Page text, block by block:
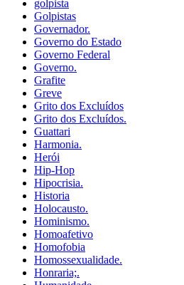
golpista
Golpistas
Governador.
Governo do Estado
Governo Federal
Governo.
Grafite
Greve
Grito dos Excluídos
Grito dos Excluídos.
Guattari
Harmonia.
Herói
Hip-Hop
Hipocrisia.
Historia
Holocausto.
Hominismo.
Homoafetivo
Homofobia
Homossexualidade.
Honraria;.